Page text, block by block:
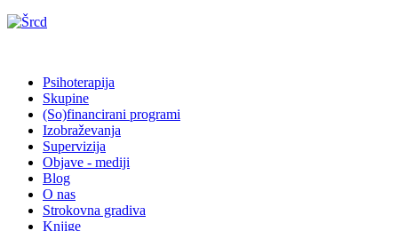
Psihoterapija
Skupine
(So)financirani programi
Izobraževanja
Supervizija
Objave - mediji
Blog
O nas
Strokovna gradiva
Knjige